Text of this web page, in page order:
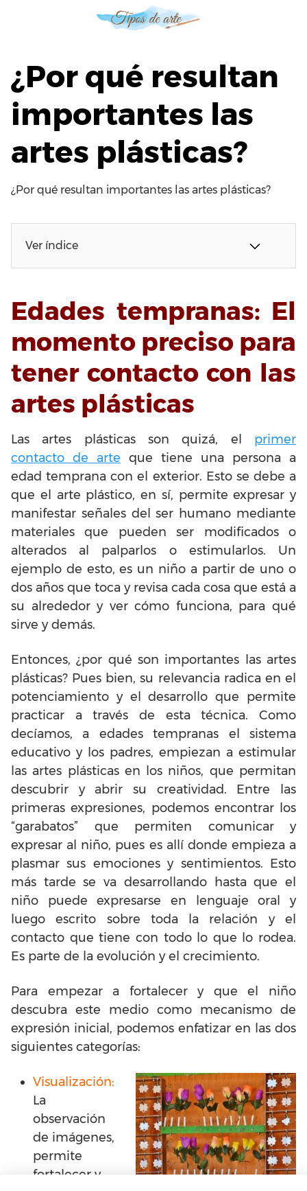
¿Por qué resultan
importantes las
artes plásticas?
¿Por qué resultan importantes las artes plásticas?
Ver índice
Edades tempranas: El
momento preciso para
tener contacto con las
artes plásticas
Las artes plásticas son quizá, el primer
contacto de arte que tiene una persona a
edad temprana con el exterior. Esto se debe a
que el arte plástico, en sí, permite expresar y
manifestar señales del ser humano mediante
materiales que pueden ser modificados o
alterados al palparlos o estimularlos. Un
ejemplo de esto, es un niño a partir de uno o
dos años que toca y revisa cada cosa que está a
su alrededor y ver cómo funciona, para qué
sirve y demás.
Entonces, ¿por qué son importantes las artes
plásticas? Pues bien, su relevancia radica en el
potenciamiento y el desarrollo que permite
practicar a través de esta técnica. Como
decíamos, a edades tempranas el sistema
educativo y los padres, empiezan a estimular
las artes plásticas en los niños, que permitan
descubrir y abrir su creatividad. Entre las
primeras expresiones, podemos encontrar los
“garabatos” que permiten comunicar y
expresar al niño, pues es allí donde empieza a
plasmar sus emociones y sentimientos. Esto
más tarde se va desarrollando hasta que el
niño puede expresarse en lenguaje oral y
luego escrito sobre toda la relación y el
contacto que tiene con todo lo que lo rodea.
Es parte de la evolución y el crecimiento.
Para empezar a fortalecer y que el niño
descubra este medio como mecanismo de
expresión inicial, podemos enfatizar en las dos
siguientes categorías:
Visualización:
La
observación
de imágenes,
permite
fortalecer y